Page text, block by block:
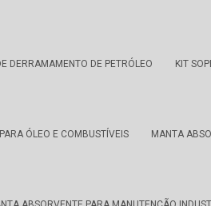
DERRAMAMENTO DE PETRÓLEO KIT
ÓLEO E COMBUSTÍVEIS MANTA